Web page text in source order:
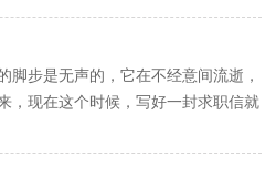
脚步是无声的，它在不经意间流逝，
，现在这个时候，写好一封求职信就
意哪些问题呢？以下是小编...